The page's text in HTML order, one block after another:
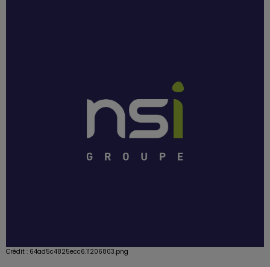
Crédit : 64ad5c4825ecc6.11206803.png